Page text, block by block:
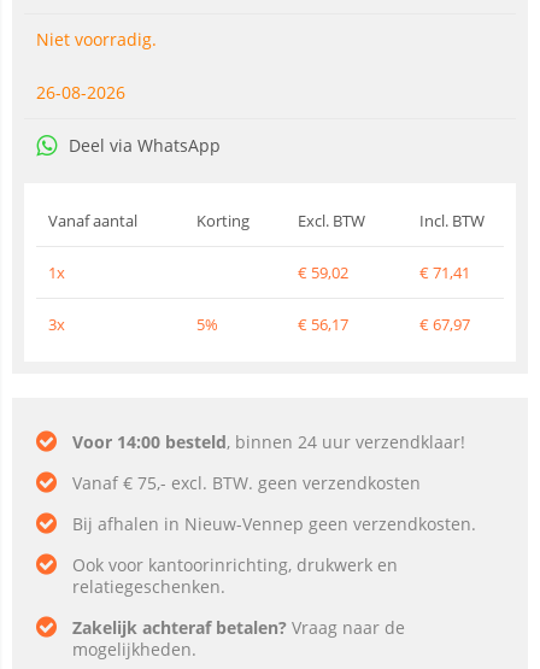
Niet voorradig.
26-08-2026
Deel via WhatsApp
Vanaf aantal Korting Excl. BTW Incl. BTW
1x € 59,02 €71,41
3x 5% € 56,17 €67,97
Voor 14:00 besteld, binnen 24 uur verzendklaar!
Vanaf € 75,- excl. BTW. geen verzendkosten
Bij afhalen in Nieuw-Vennep geen verzendkosten.
Ook voor kantoorinrichting, drukwerk en
relatiegeschenken.
Zakelijk achteraf betalen? Vraag naar de
mogelijkheden.